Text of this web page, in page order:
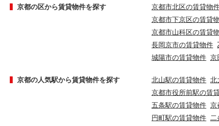
京都の区から賃貸物件を探す
京都市北区の賃貸物
京都市下京区の賃貸
京都市山科区の賃貸
長岡京市の賃貸物件
城陽市の賃貸物件 京
京都の人気駅から賃貸物件を探す 北山駅の賃貸物件 北
京都市役所前駅の賃
五条駅の賃貸物件 京
円町駅の賃貸物件